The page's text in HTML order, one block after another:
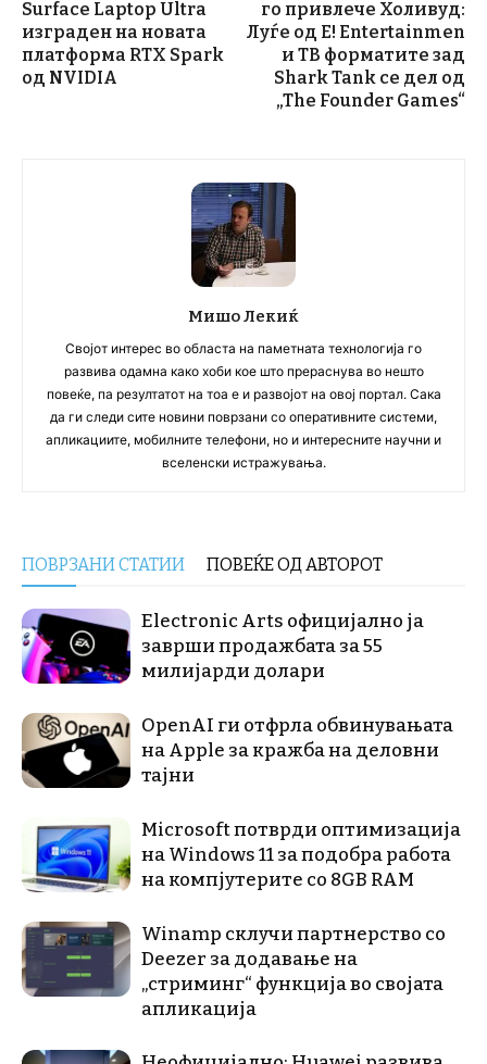
Surface Laptop Ultra
изграден на новата
платформа RTX Spark
од NVIDIA
го привлече Холивуд:
Луѓе од E! Entertainmen
и ТВ форматите зад
Shark Tank се дел од
„The Founder Games“
Мишо Лекиќ
Својот интерес во областа на паметната технологија го
развива одамна како хоби кое што прераснува во нешто
повеќе, па резултатот на тоа е и развојот на овој портал. Сака
да ги следи сите новини поврзани со оперативните системи,
апликациите, мобилните телефони, но и интересните научни и
вселенски истражувања.
ПОВРЗАНИ СТАТИИ ПОВЕЌЕ ОД АВТОРОТ
Electronic Arts официјално ја
заврши продажбата за 55
милијарди долари
OpenAI ги отфрла обвинувањата
на Apple за кражба на деловни
тајни
Microsoft потврди оптимизација
на Windows 11 за подобра работа
на компјутерите со 8GB RAM
Winamp склучи партнерство со
Deezer за додавање на
„стриминг“ функција во својата
апликација